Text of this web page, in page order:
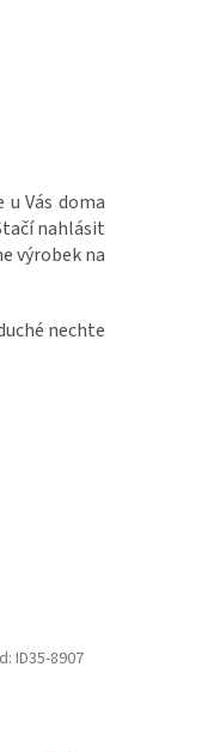
u Vás doma
nahlásit
výrobek na
nechte
ID35-8907